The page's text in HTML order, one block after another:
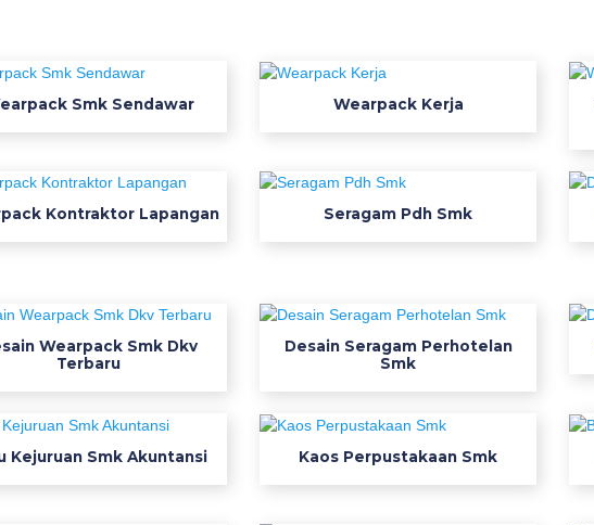
Smk Sendawar Wearpack Kerja
Kontraktor Lapangan Seragam Pdh Smk
Wearpack Smk Dkv
Terbaru
Desain Seragam Perhotelan
Smk
Kejuruan Smk Akuntansi Kaos Perpustakaan Smk